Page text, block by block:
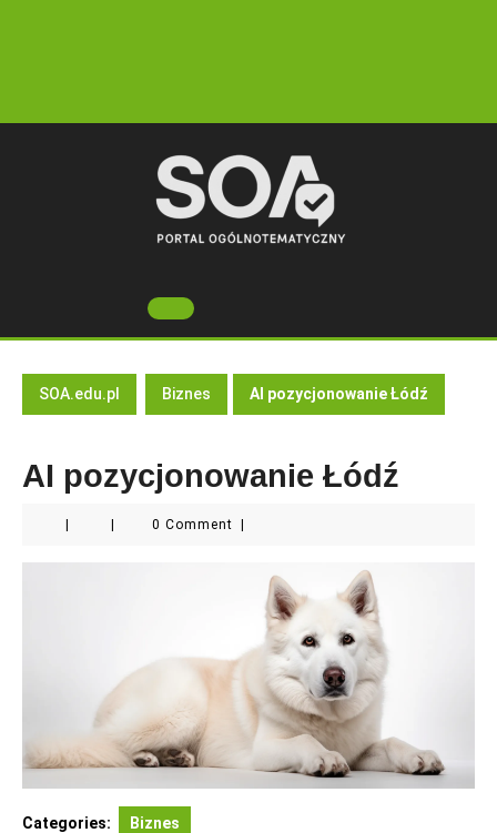
Open
Button
SOA.edu.pl Biznes AI pozycjonowanie Łódź
AI pozycjonowanie Łódź
0 Comment
Categories: Biznes